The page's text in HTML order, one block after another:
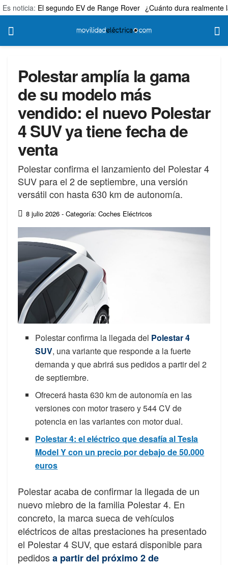
Es noticia: El segundo EV de Range Rover ¿Cuánto dura realmente
Polestar amplía la gama
de su modelo más
vendido: el nuevo Polestar
4 SUV ya tiene fecha de
venta
Polestar confirma el lanzamiento del Polestar 4
SUV para el 2 de septiembre, una versión
versátil con hasta 630 km de autonomía.
8 julio 2026 - Categoría: Coches Eléctricos
Polestar confirma la llegada del Polestar 4
SUV, una variante que responde a la fuerte
demanda y que abrirá sus pedidos a partir del 2
de septiembre.
Ofrecerá hasta 630 km de autonomía en las
versiones con motor trasero y 544 CV de
potencia en las variantes con motor dual.
Polestar 4: el eléctrico que desafía al Tesla
Model Y con un precio por debajo de 50.000
euros
Polestar acaba de confirmar la llegada de un
nuevo miebro de la familia Polestar 4. En
concreto, la marca sueca de vehículos
eléctricos de altas prestaciones ha presentado
el Polestar 4 SUV, que estará disponible para
pedidosa partir del próximo 2 de